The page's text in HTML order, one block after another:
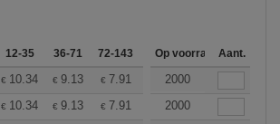
12-35 36-71 72-143 144-287 288 + Meer
Op voorraadAant.
€ 10.34 € 9.13 € 7.91 7.30
2000
€ 10.34 € 9.13 € 7.91 7.30
2000